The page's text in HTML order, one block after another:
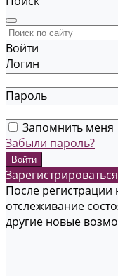
Войти
Логин
Пароль
Запомнить меня
Забыли пароль?
Зарегистрироваться
После регистрации
отслеживание
другие новые